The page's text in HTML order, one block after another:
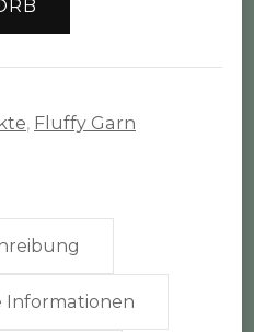
, Fluffy Garn
Informationen